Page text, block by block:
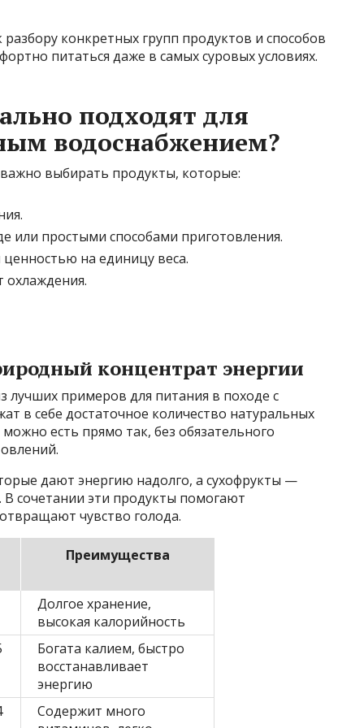
конкретных групп продуктов и способов
питаться даже в самых суровых условиях.
подходят для
водоснабжением?
выбирать продукты, которые:
или простыми способами приготовления.
на единицу веса.
охлаждения.
концентрат энергии
лучших примеров для питания в походе с
в себе достаточное количество натуральных
есть прямо так, без обязательного
дают энергию надолго, а сухофрукты —
сочетании эти продукты помогают
чувство голода.
Преимущества
Долгое хранение,
высокая калорийность
Богата калием, быстро
восстанавливает
энергию
Содержит много